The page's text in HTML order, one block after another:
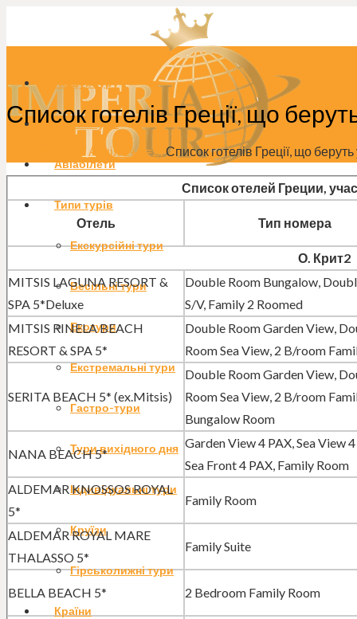
Пошук туру
Гарячі тури
Авіабілети
Типи турів
Екскурсійні тури
Весільні тури
Екотури
Екстремальні тури
Гастро-тури
Тури вихідного дня
Індивідуальні тури
Круїзи
Гірськолижні тури
Країни
Список готелів Греції, що
АкціїАкція 2+2=2!Список готелів Греції, що беруть
Список отелей Греции,
Отель Тип номера
О. Крит2
MITSIS LAGUNA RESORT &
SPA 5*Deluxe
Double Room Bungalow,
S/V, Family 2 Roomed
MITSIS RINELA BEACH
RESORT & SPA 5*
Double Room Garden View,
Room Sea View, 2 B/room
SERITA BEACH 5* (ex.Mitsis)
Double Room Garden View,
Room Sea View, 2 B/room
Bungalow Room
NANA BEACH 5*
Garden View 4 PAX, Sea View
Sea Front 4 PAX, Family Room
ALDEMAR KNOSSOS ROYAL
5*
Family Room
ALDEMAR ROYAL MARE
THALASSO 5*
Family Suite
BELLA BEACH 5* 2 Bedroom Family Room